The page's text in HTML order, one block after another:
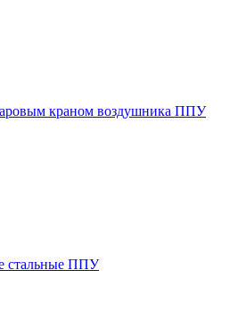
краном воздушника ППУ
стальные ППУ